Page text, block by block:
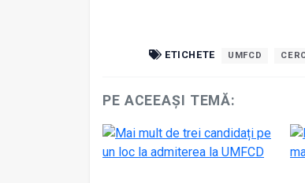
ETICHETE UMFCD
PE ACEEAȘI TEMĂ: